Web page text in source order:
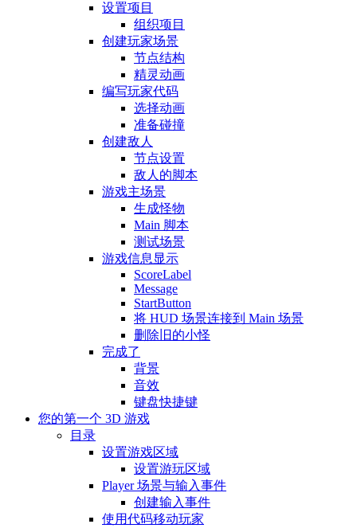
设置项目
组织项目
创建玩家场景
节点结构
精灵动画
编写玩家代码
选择动画
准备碰撞
创建敌人
节点设置
敌人的脚本
游戏主场景
生成怪物
Main 脚本
测试场景
游戏信息显示
ScoreLabel
Message
StartButton
将 HUD 场景连接到 Main 场景
删除旧的小怪
完成了
背景
音效
键盘快捷键
您的第一个 3D 游戏
目录
设置游戏区域
设置游玩区域
Player 场景与输入事件
创建输入事件
使用代码移动玩家